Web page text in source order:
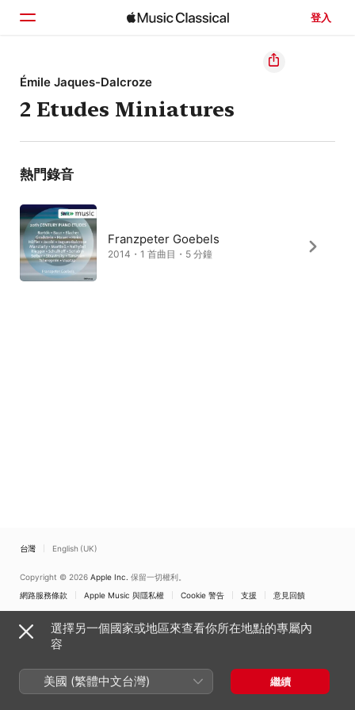
登入
首頁
瀏覽
搜尋
Émile Jaques-Dalcroze
2 Etudes Miniatures
熱門錄音
Franzpeter Goebels
2014・1 首曲目・5 分鐘
台灣 English (UK)
Copyright © 2026 Apple Inc. 保留一切權利。
網路服務條款
Apple Music 與隱私權 Cookie 警告 支援 意見回饋
選擇另一個國家或地區來查看你所在地點的專屬內
容
美國 (繁體中文台灣) 繼續